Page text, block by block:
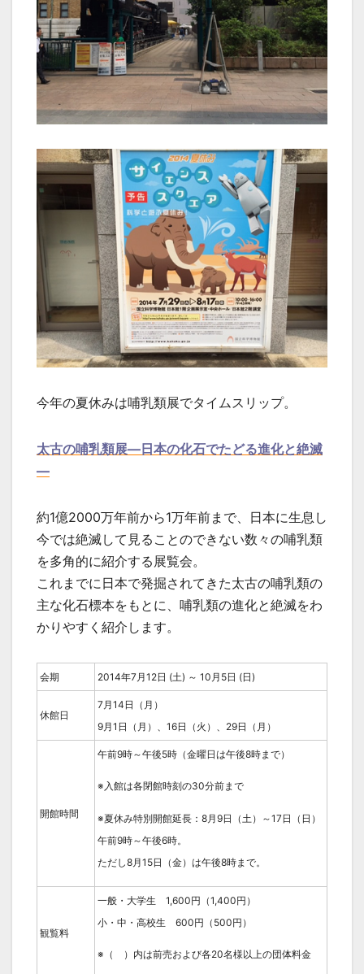
今年の夏休みは哺乳類展でタイムスリップ。
太古の哺乳類展―日本の化石でたどる進化と絶滅
―
約1億2000万年前から1万年前まで、日本に生息し
今では絶滅して見ることのできない数々の哺乳類
を多角的に紹介する展覧会。
これまでに日本で発掘されてきた太古の哺乳類の
主な化石標本をもとに、哺乳類の進化と絶滅をわ
かりやすく紹介します。
会期 2014年7月12日 (土) ～ 10月5日 (日)
休館日
7月14日（月）
9月1日（月）、16日（火）、29日（月）
開館時間
午前9時～午後5時（金曜日は午後8時まで）
※入館は各閉館時刻の30分前まで
※夏休み特別開館延長：8月9日（土）～17日（日）
午前9時～午後6時。
ただし8月15日（金）は午後8時まで。
観覧料
一般・大学生 1,600円（1,400円）
小・中・高校生 600円（500円）
※（ ）内は前売および各20名様以上の団体料金